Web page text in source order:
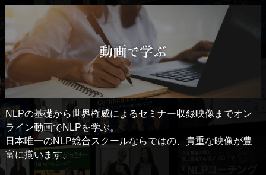
NLPの基礎から世界権威によるセミナー収録映像までオン
ライン動画でNLPを学ぶ。
日本唯一のNLP総合スクールならではの、貴重な映像が豊
富に揃います。